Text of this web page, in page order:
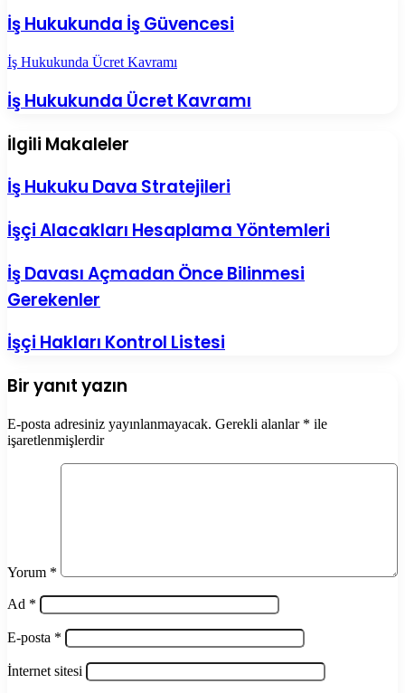
İş Hukukunda İş Güvencesi
İş Hukukunda Ücret Kavramı
İş Hukukunda Ücret Kavramı
İlgili Makaleler
İş Hukuku Dava Stratejileri
İşçi Alacakları Hesaplama Yöntemleri
İş Davası Açmadan Önce Bilinmesi
Gerekenler
İşçi Hakları Kontrol Listesi
Bir yanıt yazın
E-posta adresiniz yayınlanmayacak. Gerekli alanlar * ile
işaretlenmişlerdir
Yorum *
Ad *
E-posta *
İnternet sitesi